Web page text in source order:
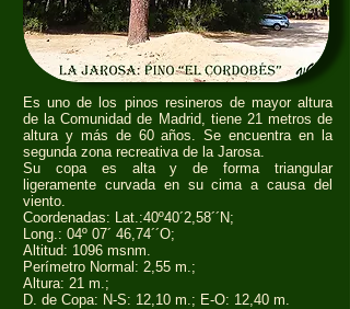
Es uno de los pinos resineros de mayor altura
de la Comunidad de Madrid, tiene 21 metros de
altura y más de 60 años. Se encuentra en la
segunda zona recreativa de la Jarosa.
Su copa es alta y de forma triangular
ligeramente curvada en su cima a causa del
viento.
Coordenadas: Lat.:40º40´2,58´´N;
Long.: 04º 07´ 46,74´´O;
Altitud: 1096 msnm.
Perímetro Normal: 2,55 m.;
Altura: 21 m.;
D. de Copa: N-S: 12,10 m.; E-O: 12,40 m.